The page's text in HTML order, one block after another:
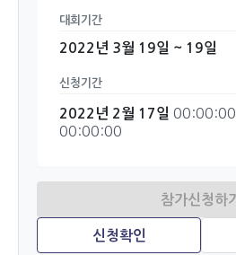
대회기간
2022년 3월 19일 ~ 19일
신청기간
2022년 2월 17일 00:00:00
00:00:00